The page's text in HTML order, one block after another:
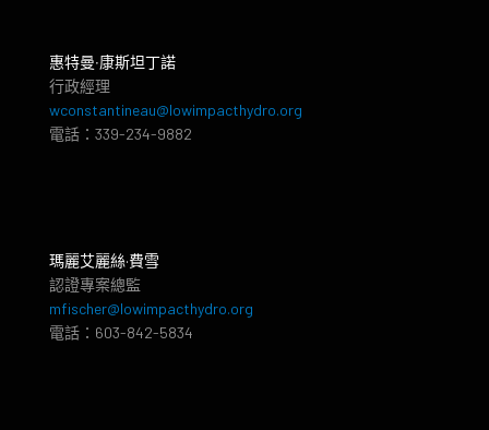
惠特曼‧康斯坦丁諾
行政經理
wconstantineau@lowimpacthydro.org
電話：339-234-9882
瑪麗艾麗絲·費雪
認證專案總監
mfischer@lowimpacthydro.org
電話：603-842-5834